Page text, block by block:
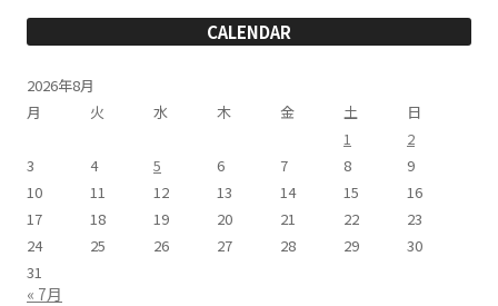
ー
CALENDAR
2026年8月
月
火 水 木 金 土
日
1
2
3
4 5 6 7 8
9
10
11 12 13 14 15
16
17
18 19 20 21 22
23
24
25 26 27 28 29
30
31
« 7月